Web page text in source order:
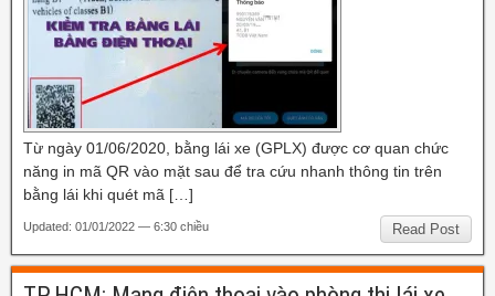
Từ ngày 01/06/2020, bằng lái xe (GPLX) được cơ quan chức
năng in mã QR vào mặt sau để tra cứu nhanh thông tin trên
bằng lái khi quét mã […]
Read Post
Updated: 01/01/2022 — 6:30 chiều